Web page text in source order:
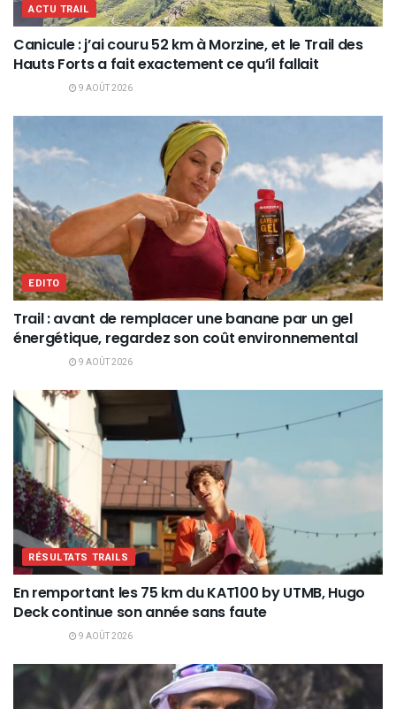
ACTU TRAIL
Canicule : j’ai couru 52 km à Morzine, et le Trail des
Hauts Forts a fait exactement ce qu’il fallait
9 AOÛT 2026
EDITO
Trail : avant de remplacer une banane par un gel
énergétique, regardez son coût environnemental
9 AOÛT 2026
RÉSULTATS TRAILS
En remportant les 75 km du KAT100 by UTMB, Hugo
Deck continue son année sans faute
9 AOÛT 2026